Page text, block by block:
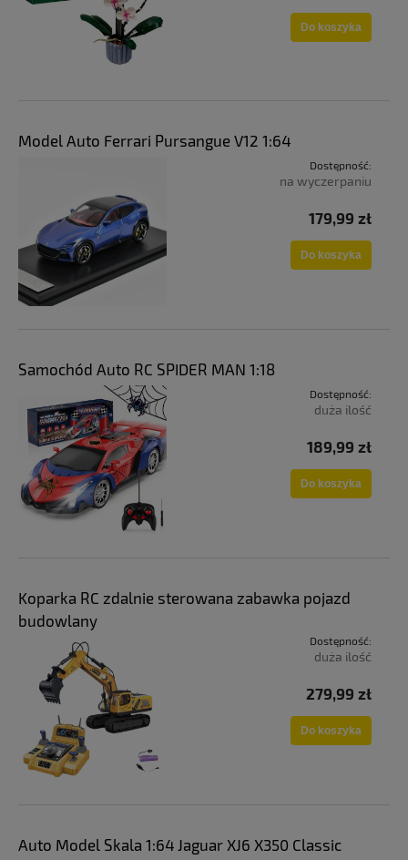
Do koszyka
Model Auto Ferrari Pursangue V12 1:64
Dostępność:
na wyczerpaniu
179,99 zł
Do koszyka
Samochód Auto RC SPIDER MAN 1:18
Dostępność:
duża ilość
189,99 zł
Do koszyka
Koparka RC zdalnie sterowana zabawka pojazd
budowlany
Dostępność:
duża ilość
279,99 zł
Do koszyka
Auto Model Skala 1:64 Jaguar XJ6 X350 Classic